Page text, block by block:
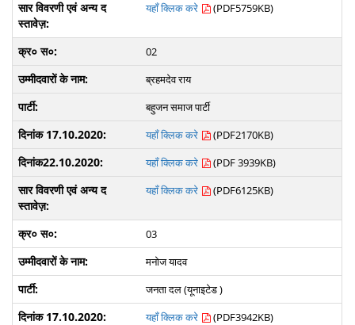
यहाँ क्लिक करे
(PDF5759KB)
02
ब्रहमदेव राय
बहुजन समाज पार्टी
यहाँ क्लिक करे
(PDF2170KB)
यहाँ क्लिक करे
(PDF 3939KB)
यहाँ क्लिक करे
(PDF6125KB)
03
मनोज यादव
जनता दल (यूनाइटेड )
यहाँ क्लिक करे
(PDF3942KB)